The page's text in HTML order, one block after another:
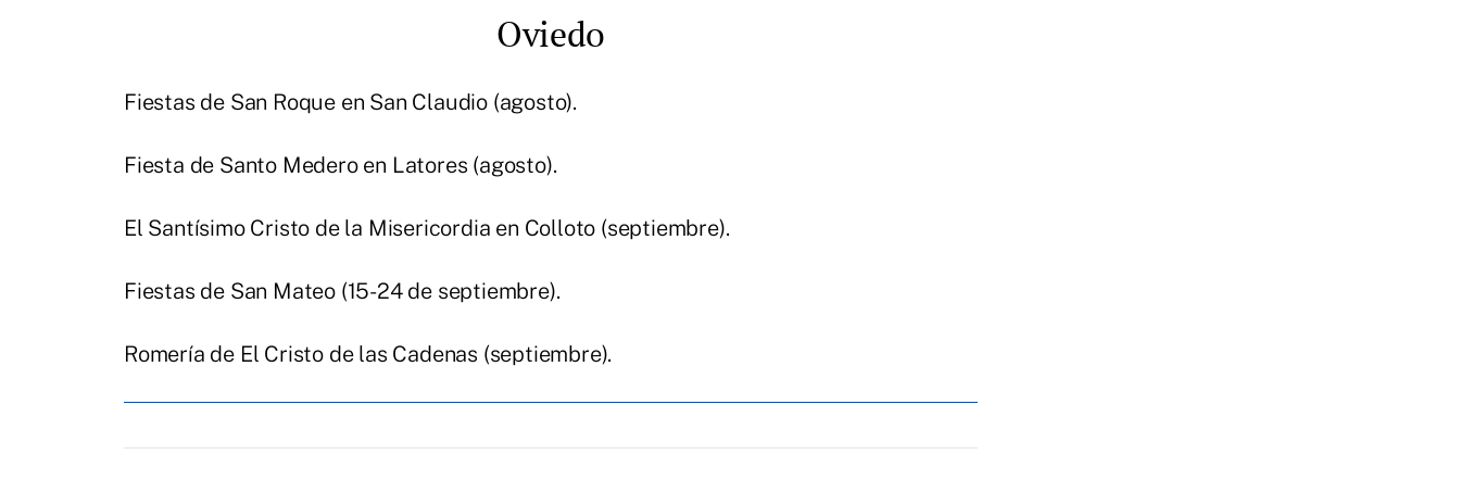
Oviedo
Fiestas de San Roque en San Claudio (agosto).
Fiesta de Santo Medero en Latores (agosto).
El Santísimo Cristo de la Misericordia en Colloto (septiembre).
Fiestas de San Mateo (15-24 de septiembre).
Romería de El Cristo de las Cadenas (septiembre).